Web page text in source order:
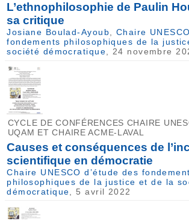
L’ethnophilosophie de Paulin
sa critique
Josiane Boulad-Ayoub, Chaire
fondements philosophiques de la
société démocratique, 24 novembre
CYCLE DE CONFÉRENCES CHAIRE
UQAM ET CHAIRE ACME-LAVAL
Causes et conséquences de
scientifique en démocratie
Chaire UNESCO d’étude des
philosophiques de la justice et de la
démocratique , 5 avril 2022